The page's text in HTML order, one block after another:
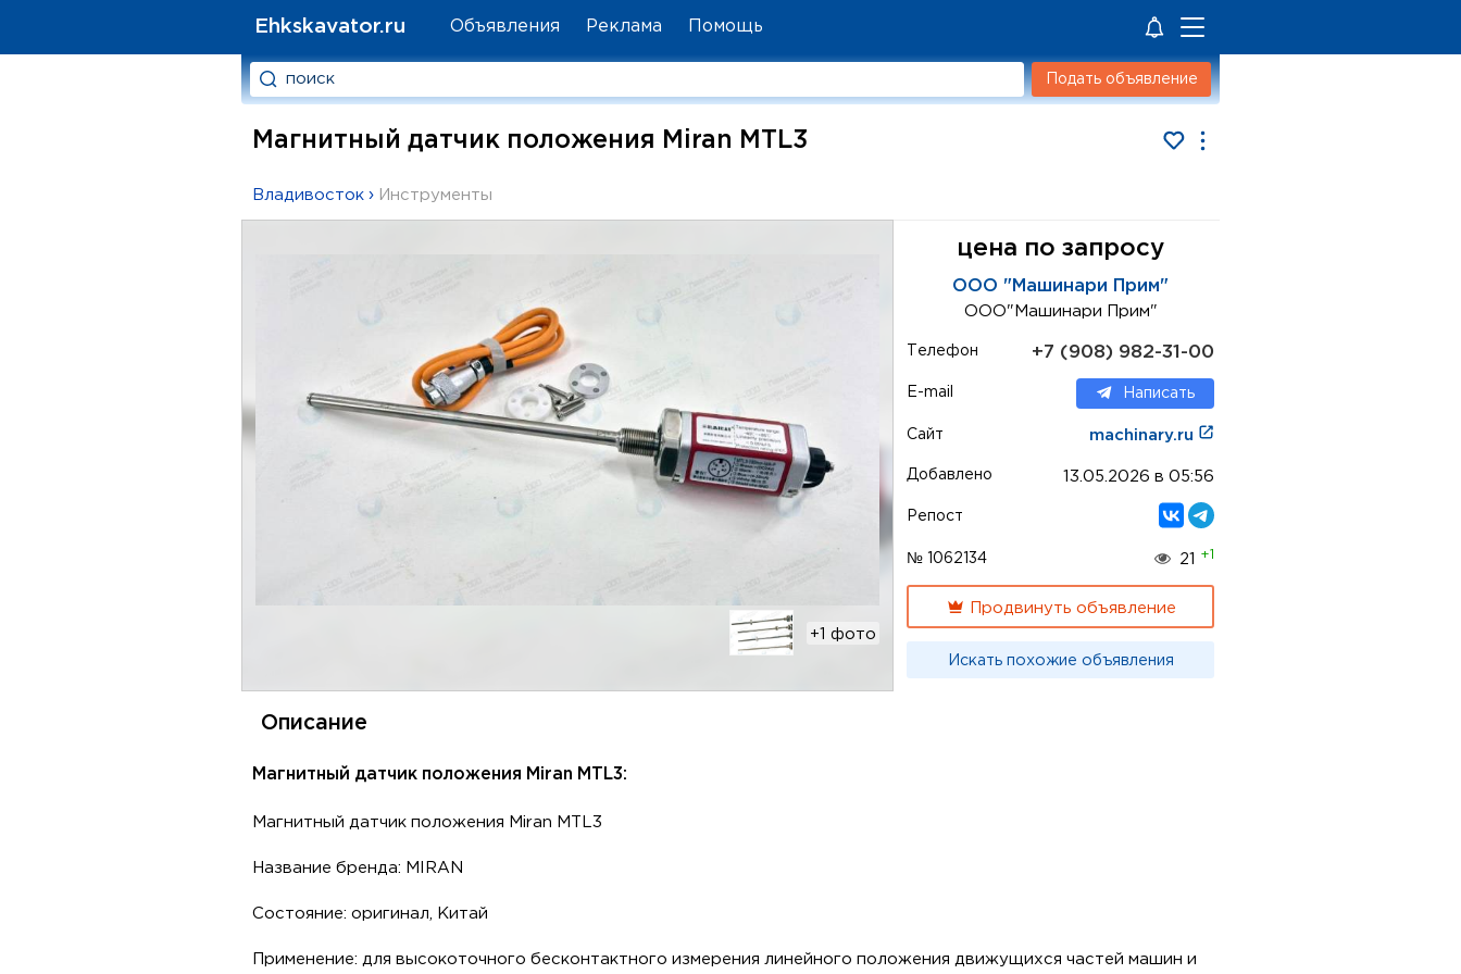
Ehkskavator.ru Объявления Реклама Помощь
Подать объявление
Магнитный датчик положения Miran MTL3
Владивосток › Инструменты
+1 фото
цена по запросу
ООО "Машинари Прим"
ООО"Машинари Прим"
Телефон +7 (908) 982-31-00
E-mail Написать
Сайт machinary.ru
Добавлено 13.05.2026 в 05:56
Репост
№ 1062134 21 +1
Продвинуть объявление
Искать похожие объявления
Описание
Магнитный датчик положения Miran MTL3:
Магнитный датчик положения Miran MTL3
Название бренда: MIRAN
Состояние: оригинал, Китай
Применение: для высокоточного бесконтактного измерения линейного положения движущихся частей машин и